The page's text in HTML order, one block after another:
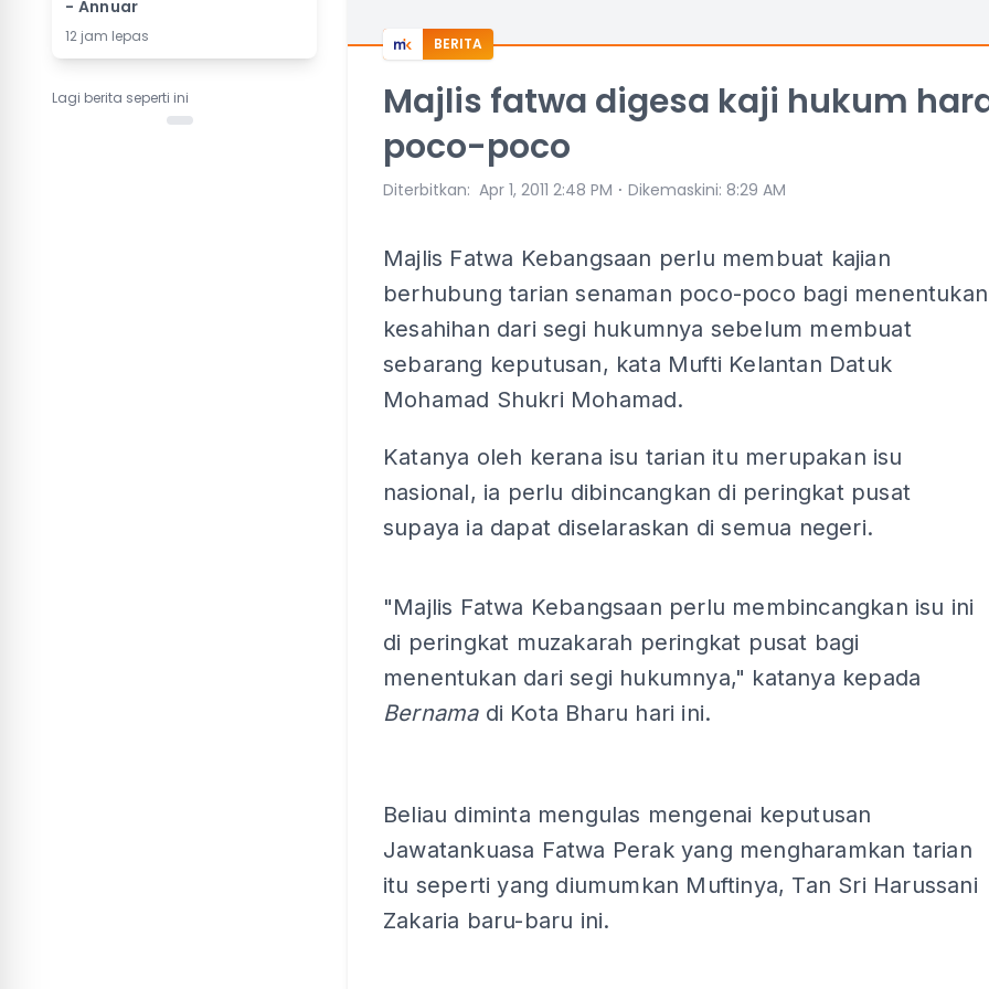
- Annuar
12 jam lepas
Lagi berita seperti ini
BERITA
Majlis fatwa digesa kaji hukum
poco-poco
Diterbitkan: Apr 1, 2011 2:48 PM ⋅ Dikemaskini: 8:29 AM
Majlis Fatwa Kebangsaan perlu membuat kajian
berhubung tarian senaman poco-poco bagi menentukan
kesahihan dari segi hukumnya sebelum membuat
sebarang keputusan, kata Mufti Kelantan Datuk
Mohamad Shukri Mohamad.
Katanya oleh kerana isu tarian itu merupakan isu
nasional, ia perlu dibincangkan di peringkat pusat
supaya ia dapat diselaraskan di semua negeri.
"Majlis Fatwa Kebangsaan perlu membincangkan isu ini
di peringkat muzakarah peringkat pusat bagi
menentukan dari segi hukumnya," katanya kepada
Bernama di Kota Bharu hari ini.
Beliau diminta mengulas mengenai keputusan
Jawatankuasa Fatwa Perak yang mengharamkan tarian
itu seperti yang diumumkan Muftinya, Tan Sri Harussani
Zakaria baru-baru ini.